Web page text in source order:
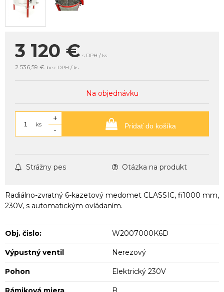
3 120 € s DPH / ks
2 536,59 € bez DPH / ks
Na objednávku
ks
+
-
Pridať do košíka
Strážny pes Otázka na produkt
Radiálno-zvratný 6-kazetový medomet CLASSIC, fi1000 mm,
230V, s automatickým ovládaním.
Obj. čislo: W2007000K6D
Výpustný ventil Nerezový
Pohon Elektrický 230V